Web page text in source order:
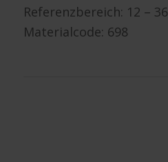
Referenzbereich: 12 – 36
Materialcode: 698